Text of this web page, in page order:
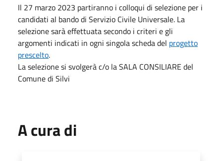
Il 27 marzo 2023 partiranno i colloqui di selezione per i
candidati al bando di Servizio Civile Universale. La
selezione sarà effettuata secondo i criteri e gli
argomenti indicati in ogni singola scheda del progetto
prescelto.
La selezione si svolgerà c/o la SALA CONSILIARE del
Comune di Silvi
A cura di